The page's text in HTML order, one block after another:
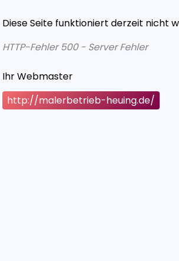
Diese Seite funktioniert derzeit nicht
HTTP-Fehler 500 - Server Fehler
Ihr Webmaster
http://malerbetrieb-heuing.de/